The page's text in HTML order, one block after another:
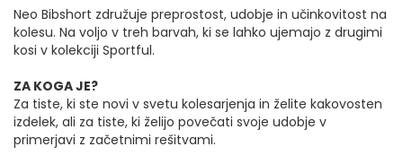
Neo Bibshort združuje preprostost, udobje in učinkovitost na
kolesu. Na voljo v treh barvah, ki se lahko ujemajo z drugimi
kosi v kolekciji Sportful.
ZA KOGA JE?
Za tiste, ki ste novi v svetu kolesarjenja in želite kakovosten
izdelek, ali za tiste, ki želijo povečati svoje udobje v
primerjavi z začetnimi rešitvami.